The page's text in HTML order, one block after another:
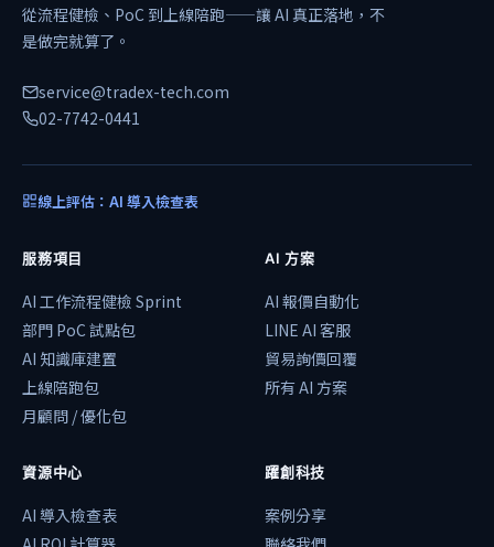
從流程健檢、PoC 到上線陪跑——讓 AI 真正落地，不
是做完就算了。
service@tradex-tech.com
02-7742-0441
線上評估：AI 導入檢查表
服務項目
AI 工作流程健檢 Sprint
部門 PoC 試點包
AI 知識庫建置
上線陪跑包
月顧問 / 優化包
AI 方案
AI 報價自動化
LINE AI 客服
貿易詢價回覆
所有 AI 方案
資源中心
AI 導入檢查表
躍創科技
案例分享